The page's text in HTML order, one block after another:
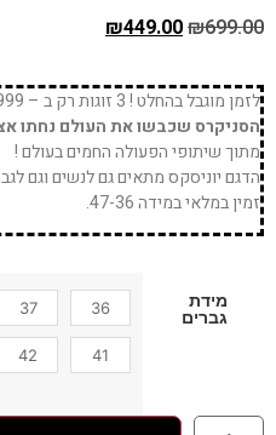
₪699.00
₪449.00
לזמן מוגבל בהחלט ! 3 זוגות רק ב – 999 ₪ !
הסניקרס שכבשו את העולם נחתו
מתוך שיתופי הפעולה החמים בעולם !
הדגם יוניסקס מתאים גם לנשים וגם
זמין במלאי במידה 47-36.
מידת
גברים
36
37
41
42